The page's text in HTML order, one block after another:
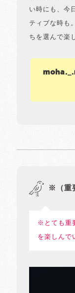
い時にも、今
ティブな時も
ちを選んで楽
※（重
※とても重
を楽しんで